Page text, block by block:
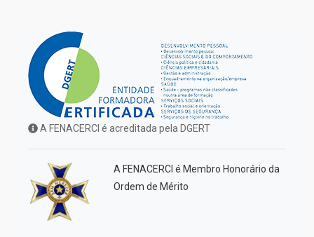
A FENACERCI é acreditada pela DGERT
A FENACERCI é Membro Honorário da
Ordem de Mérito